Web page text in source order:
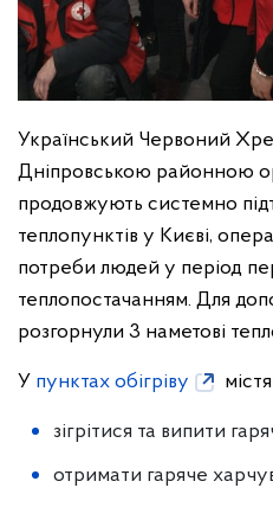
Український Червоний
Дніпровською районною
продовжують системно
теплопунктів у Києві,
потреби людей у період
теплопостачанням. Для
розгорнули 3 наметові
У пунктах обігріву
зігрітися та випити
отримати гаряче